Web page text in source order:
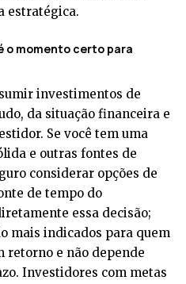
estratégica.
o momento certo para
investimentos de
da situação financeira e
Se você tem uma
e outras fontes de
considerar opções de
de tempo do
essa decisão;
mais indicados para quem
retorno e não depende
Investidores com metas